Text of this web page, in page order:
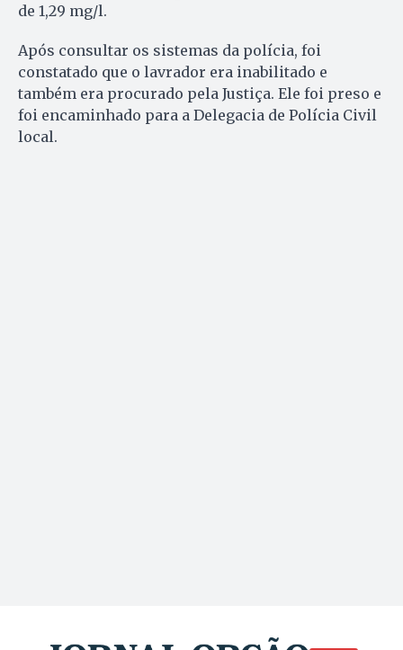
de 1,29 mg/l.
Após consultar os sistemas da polícia, foi
constatado que o lavrador era inabilitado e
também era procurado pela Justiça. Ele foi preso e
foi encaminhado para a Delegacia de Polícia Civil
local.